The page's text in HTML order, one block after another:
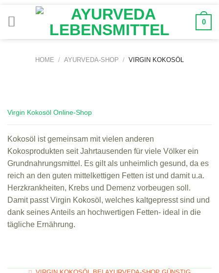
Inhalt
0
HOME / AYURVEDA-SHOP / VIRGIN KOKOSÖL
Virgin Kokosöl Online-Shop
Kokosöl ist gemeinsam mit vielen anderen
Kokosprodukten seit Jahrtausenden für viele Völker ein
Grundnahrungsmittel. Es gilt als unheimlich gesund, da es
reich an den guten mittelkettigen Fetten ist und damit u.a.
Herzkrankheiten, Krebs und Demenz vorbeugen soll.
Damit passt Virgin Kokosöl, welches kaltgepresst sind und
dank seines Anteils an hochwertigen Fetten- ideal in die
tägliche Ernährung.